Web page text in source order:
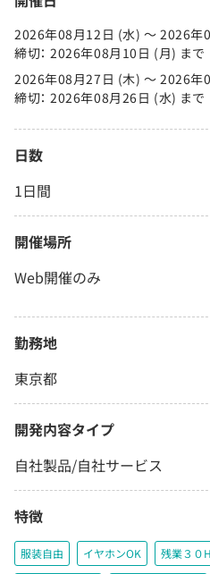
2026年08月12日 (水) 〜 2026年
締切： 2026年08月10日 (月) まで
2026年08月27日 (木) 〜 2026年
締切： 2026年08月26日 (水) まで
日数
1日間
開催場所
Web開催のみ
勤務地
東京都
開発内容タイプ
自社製品/自社サービス
特徴
服装自由 イヤホンOK 残業３０